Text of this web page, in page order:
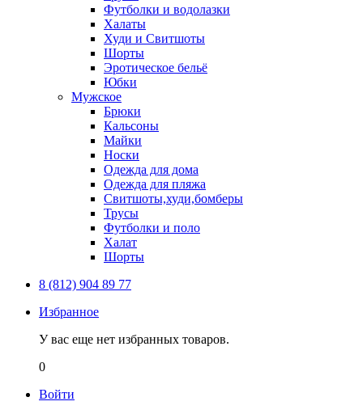
Футболки и водолазки
Халаты
Худи и Свитшоты
Шорты
Эротическое бельё
Юбки
Мужское
Брюки
Кальсоны
Майки
Носки
Одежда для дома
Одежда для пляжа
Свитшоты,худи,бомберы
Трусы
Футболки и поло
Халат
Шорты
8 (812) 904 89 77
Избранное
У вас еще нет избранных товаров.
0
Войти